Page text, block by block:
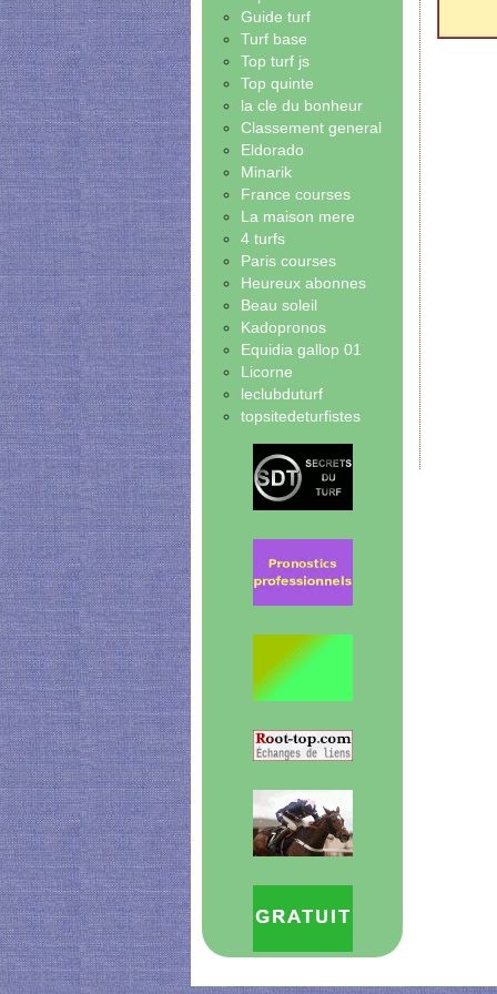
Guide turf
Turf base
Top turf js
Top quinte
la cle du bonheur
Classement general
Eldorado
Minarik
France courses
La maison mere
4 turfs
Paris courses
Heureux abonnes
Beau soleil
Kadopronos
Equidia gallop 01
Licorne
leclubduturf
topsitedeturfistes